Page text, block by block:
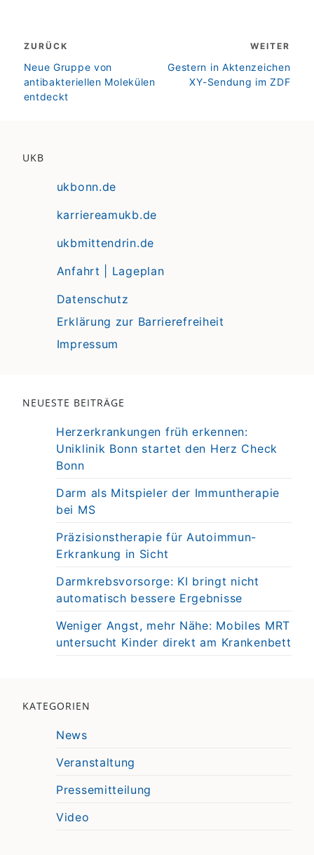
ZURÜCK
zurück
Neue Gruppe von
antibakteriellen Molekülen
entdeckt
WEITER
weiter
Gestern in Aktenzeichen
XY-Sendung im ZDF
UKB
ukbonn.de
karriereamukb.de
ukbmittendrin.de
Anfahrt | Lageplan
Datenschutz
Erklärung zur Barrierefreiheit
Impressum
NEUESTE BEITRÄGE
Herzerkrankungen früh erkennen:
Uniklinik Bonn startet den Herz Check
Bonn
Darm als Mitspieler der Immuntherapie
bei MS
Präzisionstherapie für Autoimmun-
Erkrankung in Sicht
Darmkrebsvorsorge: KI bringt nicht
automatisch bessere Ergebnisse
Weniger Angst, mehr Nähe: Mobiles MRT
untersucht Kinder direkt am Krankenbett
KATEGORIEN
News
Veranstaltung
Pressemitteilung
Video